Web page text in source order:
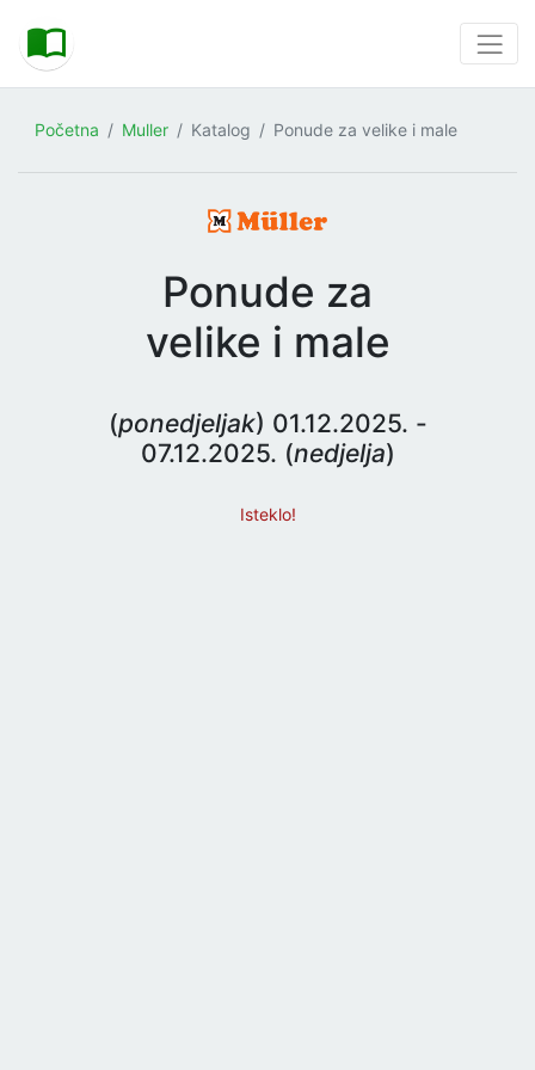
Početna Muller Katalog Ponude za velike i male
Ponude za
velike i male
(ponedjeljak) 01.12.2025. -
07.12.2025. (nedjelja)
Isteklo!